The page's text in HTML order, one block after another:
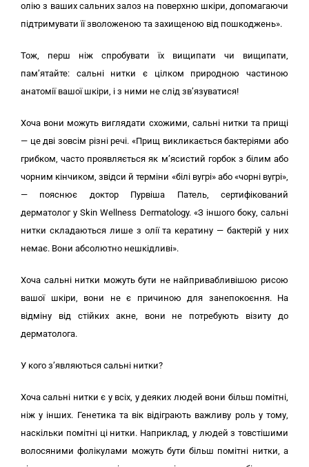
олію з ваших сальних залоз на поверхню шкіри, допомагаючи
підтримувати її зволоженою та захищеною від пошкоджень».
Тож, перш ніж спробувати їх вищипати чи вищипати,
пам’ятайте: сальні нитки є цілком природною частиною
анатомії вашої шкіри, і з ними не слід зв’язуватися!
Хоча вони можуть виглядати схожими, сальні нитки та прищі
— це дві зовсім різні речі. «Прищ викликається бактеріями або
грибком, часто проявляється як м’ясистий горбок з білим або
чорним кінчиком, звідси й терміни «білі вугрі» або «чорні вугрі»,
— пояснює доктор Пурвіша Патель, сертифікований
дерматолог у Skin Wellness Dermatology. «З іншого боку, сальні
нитки складаються лише з олії та кератину — бактерій у них
немає. Вони абсолютно нешкідливі».
Хоча сальні нитки можуть бути не найпривабливішою рисою
вашої шкіри, вони не є причиною для занепокоєння. На
відміну від стійких акне, вони не потребують візиту до
дерматолога.
У кого з’являються сальні нитки?
Хоча сальні нитки є у всіх, у деяких людей вони більш помітні,
ніж у інших. Генетика та вік відіграють важливу роль у тому,
наскільки помітні ці нитки. Наприклад, у людей з товстішими
волосяними фолікулами можуть бути більш помітні нитки, а